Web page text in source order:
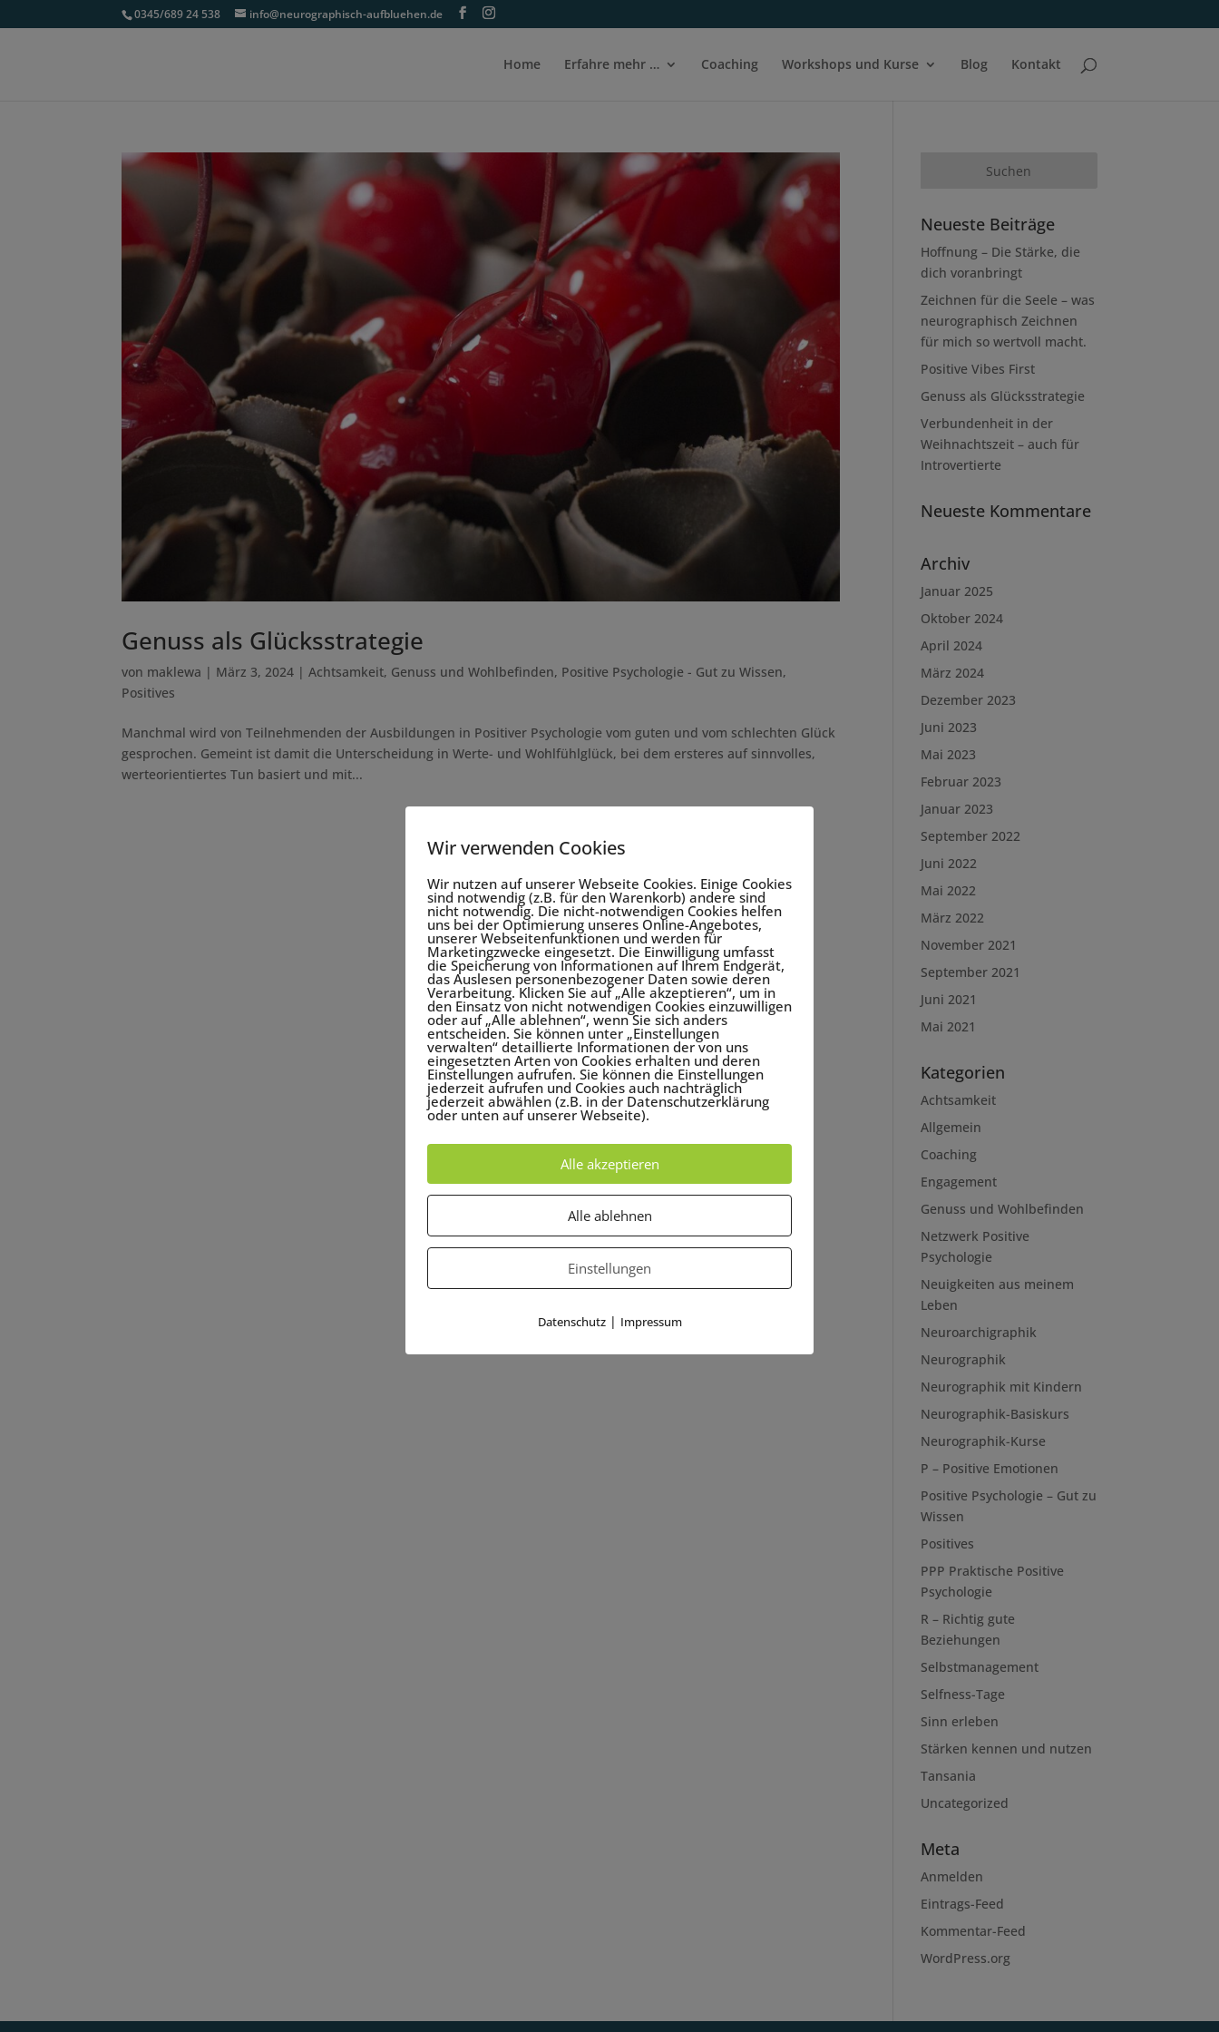
0345/689 24 538 info@neurographisch-aufbluehen.de
Home Erfahre mehr … Coaching Workshops und Kurse Blog Kontakt
Genuss als Glücksstrategie
von maklewa | März 3, 2024 |Achtsamkeit, Genuss und Wohlbefinden, Positive Psychologie - Gut zu Wissen,
Positives
Manchmal wird von Teilnehmenden der Ausbildungen in Positiver Psychologie vom guten und vom schlechten Glück
gesprochen. Gemeint ist damit die Unterscheidung in Werte- und Wohlfühlglück, bei dem ersteres auf sinnvolles,
werteorientiertes Tun basiert und mit...
Neueste Beiträge
Hoffnung – Die Stärke, die
dich voranbringt
Zeichnen für die Seele – was
neurographisch Zeichnen
für mich so wertvoll macht.
Positive Vibes First
Genuss als Glücksstrategie
Verbundenheit in der
Weihnachtszeit – auch für
Introvertierte
Neueste Kommentare
Archiv
Januar 2025
Oktober 2024
April 2024
März 2024
Dezember 2023
Juni 2023
Mai 2023
Februar 2023
Januar 2023
September 2022
Juni 2022
Mai 2022
März 2022
November 2021
September 2021
Juni 2021
Mai 2021
Kategorien
Achtsamkeit
Allgemein
Coaching
Engagement
Genuss und Wohlbefinden
Netzwerk Positive
Psychologie
Neuigkeiten aus meinem
Leben
Neuroarchigraphik
Neurographik
Neurographik mit Kindern
Neurographik-Basiskurs
Neurographik-Kurse
P – Positive Emotionen
Positive Psychologie – Gut zu
Wissen
Positives
PPP Praktische Positive
Psychologie
R – Richtig gute
Beziehungen
Selbstmanagement
Selfness-Tage
Sinn erleben
Stärken kennen und nutzen
Tansania
Uncategorized
Meta
Anmelden
Eintrags-Feed
Kommentar-Feed
WordPress.org
Wir verwenden Cookies
Wir nutzen auf unserer Webseite Cookies. Einige Cookies
sind notwendig (z.B. für den Warenkorb) andere sind
nicht notwendig. Die nicht-notwendigen Cookies helfen
uns bei der Optimierung unseres Online-Angebotes,
unserer Webseitenfunktionen und werden für
Marketingzwecke eingesetzt. Die Einwilligung umfasst
die Speicherung von Informationen auf Ihrem Endgerät,
das Auslesen personenbezogener Daten sowie deren
Verarbeitung. Klicken Sie auf „Alle akzeptieren“, um in
den Einsatz von nicht notwendigen Cookies einzuwilligen
oder auf „Alle ablehnen“, wenn Sie sich anders
entscheiden. Sie können unter „Einstellungen
verwalten“ detaillierte Informationen der von uns
eingesetzten Arten von Cookies erhalten und deren
Einstellungen aufrufen. Sie können die Einstellungen
jederzeit aufrufen und Cookies auch nachträglich
jederzeit abwählen (z.B. in der Datenschutzerklärung
oder unten auf unserer Webseite).
Alle akzeptieren
Alle ablehnen
Einstellungen
Datenschutz| Impressum